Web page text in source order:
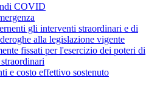
COVID
gli interventi straordinari e di
alla legislazione vigente
fissati per l'esercizio dei poteri di
e costo effettivo sostenuto